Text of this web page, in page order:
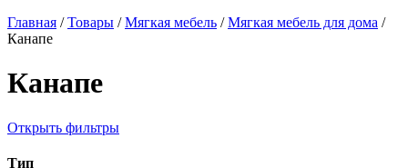
Главная /Товары /Мягкая мебель /Мягкая мебель для дома /
Канапе
Канапе
Открыть фильтры
Тип